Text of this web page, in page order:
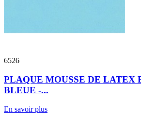
6526
PLAQUE MOUSSE DE LATEX
BLEUE -...
En savoir plus